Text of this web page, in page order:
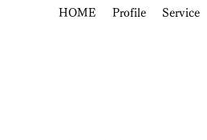
HOME Profile Service